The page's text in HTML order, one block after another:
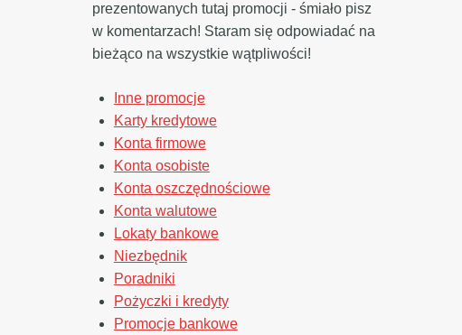
prezentowanych tutaj promocji - śmiało pisz
w komentarzach! Staram się odpowiadać na
bieżąco na wszystkie wątpliwości!
Inne promocje
Karty kredytowe
Konta firmowe
Konta osobiste
Konta oszczędnościowe
Konta walutowe
Lokaty bankowe
Niezbędnik
Poradniki
Pożyczki i kredyty
Promocje bankowe